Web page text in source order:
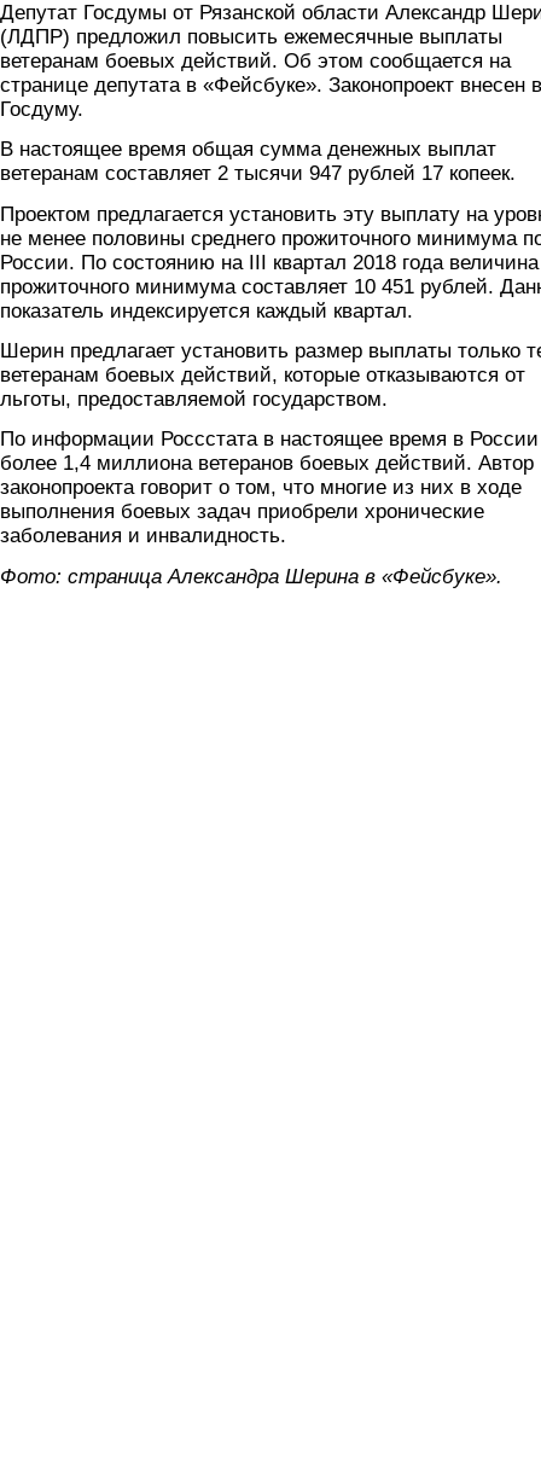
Депутат Госдумы от Рязанской области Александр
(ЛДПР) предложил повысить ежемесячные выплаты
ветеранам боевых действий. Об этом сообщается на
странице депутата в «Фейсбуке». Законопроект внесен в
Госдуму.
В настоящее время общая сумма денежных выплат
ветеранам составляет 2 тысячи 947 рублей 17 копеек.
Проектом предлагается установить эту выплату на
не менее половины среднего прожиточного минимума
России. По состоянию на III квартал 2018 года величина
прожиточного минимума составляет 10 451 рублей.
показатель индексируется каждый квартал.
Шерин предлагает установить размер выплаты только
ветеранам боевых действий, которые отказываются от
льготы, предоставляемой государством.
По информации Россстата в настоящее время в России
более 1,4 миллиона ветеранов боевых действий. Автор
законопроекта говорит о том, что многие из них в ходе
выполнения боевых задач приобрели хронические
заболевания и инвалидность.
Фото: страница Александра Шерина в «Фейсбуке».